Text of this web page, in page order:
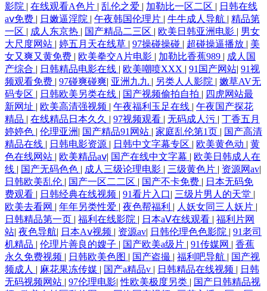
影院 | 在线观看A色片 | 乱伦之爱 | 加勒比一区二区 | 日韩在线
aⅴ免费 | 日嫩逼淫院 | 午夜韩国伦理片 | 牛牛成人导航 | 精品第
一区 | 成人东京热 | 国产精品二三区 | 欧美日韩亚洲电影 | 男女
大尺度网站 | 婷五月天在线草 | 97操碰操碰 | 超碰操逼播放 | 美
女又爽又黄免费 | 欧美拳交A片电影 | 加勒比香蕉989 | 成人国
产综合 | 日韩精品电影在线 | 欧美嘲喷XXX | 91国产网站| 91视
频观看免费 | 97碰爽碰爽| 亚洲九九 | 另类人人影院 | 嫩草AV无
码专区 | 日韩欧美另类在线 | 国产视频偷拍自拍 | 四虎网站最
新网址 | 欧美高清强视频 | 午夜福利玉足在线 | 午夜国产探花
精品 | 在线精品日本久久 | 97视频观看 | 无码成人污 | 丁香五月
婷婷色 | 伦理亚洲 | 国产精品91网站 | 家庭乱伦第1页 | 国产高清
精品在线 | 日韩电影资源 | 日韩中文字幕专区 | 欧美黄色动 | 黄
色在线网站 | 欧美精品aⅴ| 国产在线中文字幕 | 欧美日韩成人在
线 | 国产无码色色 | 成人三级论理电影 | 三级黄色片 | 资源网av|
日韩欧美乱伦 | 国产一区二二区 | 国产不卡免费 | 日本无码免
费观看 | 日韩经典在线视频 | 91看片入口| 三级片男人的天堂 |
欧美去看网 | 年年另类性爱 | 夜色帮福利 | 人妖女同三人妖片 |
日韩精品第一页 | 福利在线影院 | 日本aⅤ在线观看 | 福利片网
站| 夜色导航| 日本Aⅴ视频 | 资源av| 日韩伦理色色影院 | 91老司
机精品 | 伦理片善良的嫂子 | 国产欧美a级片 | 91传媒网 | 香蕉
永久免费视频 | 日韩欧美色图 | 国产盗撮 | 福利吧导航 | 国产视
频成人 | 麻花果冻传媒 | 国产a精品v | 日韩精品在线视频 | 日韩
无码视频网站 | 97伦理电影|性欧美极度另类 | 国产日韩精品视